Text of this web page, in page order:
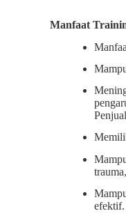
Manfaat
efektif.